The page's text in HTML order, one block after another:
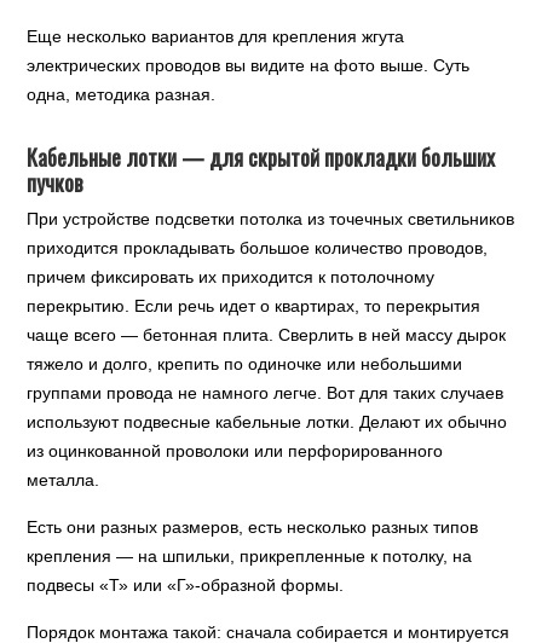
Еще несколько вариантов для крепления жгута
электрических проводов вы видите на фото выше. Суть
одна, методика разная.
Кабельные лотки — для скрытой прокладки больших
пучков
При устройстве подсветки потолка из точечных светильников
приходится прокладывать большое количество проводов,
причем фиксировать их приходится к потолочному
перекрытию. Если речь идет о квартирах, то перекрытия
чаще всего — бетонная плита. Сверлить в ней массу дырок
тяжело и долго, крепить по одиночке или небольшими
группами провода не намного легче. Вот для таких случаев
используют подвесные кабельные лотки. Делают их обычно
из оцинкованной проволоки или перфорированного
металла.
Есть они разных размеров, есть несколько разных типов
крепления — на шпильки, прикрепленные к потолку, на
подвесы «Т» или «Г»-образной формы.
Порядок монтажа такой: сначала собирается и монтируется